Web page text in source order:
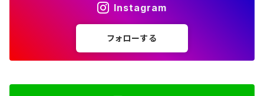
Instagram
フォローする